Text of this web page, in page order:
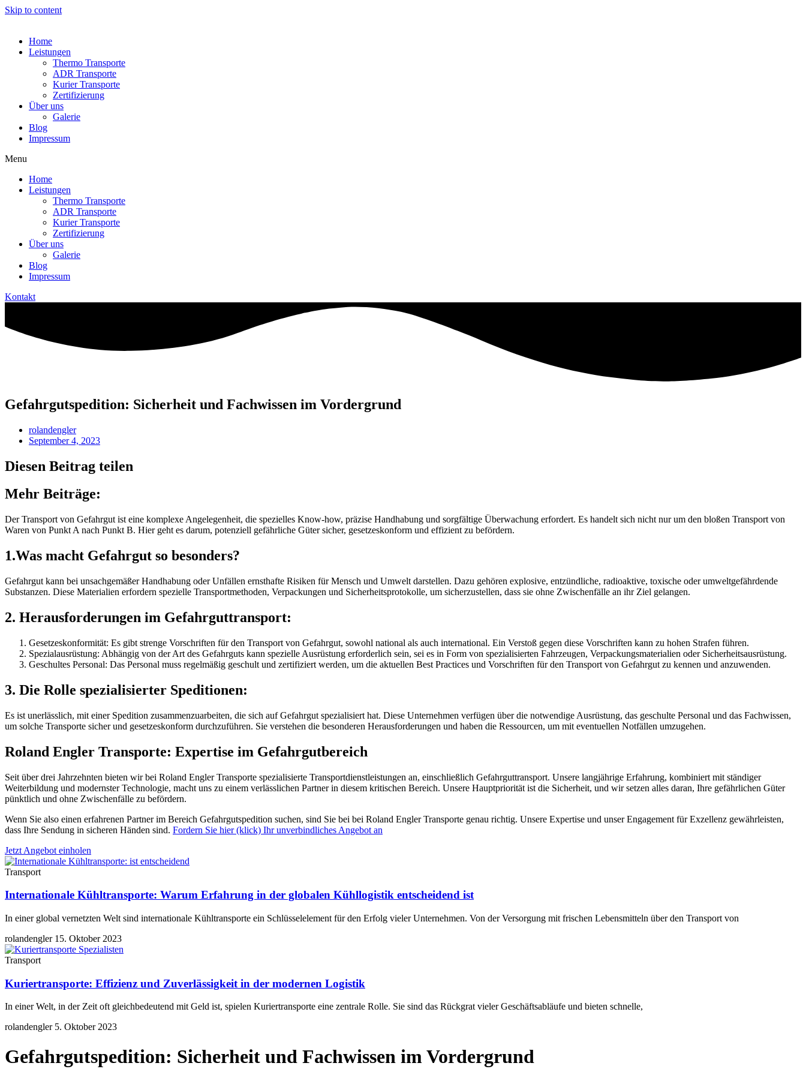
Skip to content
Home
Leistungen
Thermo Transporte
ADR Transporte
Kurier Transporte
Zertifizierung
Über uns
Galerie
Blog
Impressum
Menu
Home
Leistungen
Thermo Transporte
ADR Transporte
Kurier Transporte
Zertifizierung
Über uns
Galerie
Blog
Impressum
Kontakt
Gefahrgutspedition: Sicherheit und Fachwissen im Vordergrund
rolandengler
September 4, 2023
Diesen Beitrag teilen
Mehr Beiträge:
Der Transport von Gefahrgut ist eine komplexe Angelegenheit, die spezielles Know-how, präzise Handhabung und sorgfältige Überwachung erfordert. Es handelt sich nicht nur um den bloßen Transport von
Waren von Punkt A nach Punkt B. Hier geht es darum, potenziell gefährliche Güter sicher, gesetzeskonform und effizient zu befördern.
1.Was macht Gefahrgut so besonders?
Gefahrgut kann bei unsachgemäßer Handhabung oder Unfällen ernsthafte Risiken für Mensch und Umwelt darstellen. Dazu gehören explosive, entzündliche, radioaktive, toxische oder umweltgefährdende
Substanzen. Diese Materialien erfordern spezielle Transportmethoden, Verpackungen und Sicherheitsprotokolle, um sicherzustellen, dass sie ohne Zwischenfälle an ihr Ziel gelangen.
2. Herausforderungen im Gefahrguttransport:
Gesetzeskonformität: Es gibt strenge Vorschriften für den Transport von Gefahrgut, sowohl national als auch international. Ein Verstoß gegen diese Vorschriften kann zu hohen Strafen führen.
Spezialausrüstung: Abhängig von der Art des Gefahrguts kann spezielle Ausrüstung erforderlich sein, sei es in Form von spezialisierten Fahrzeugen, Verpackungsmaterialien oder Sicherheitsausrüstung.
Geschultes Personal: Das Personal muss regelmäßig geschult und zertifiziert werden, um die aktuellen Best Practices und Vorschriften für den Transport von Gefahrgut zu kennen und anzuwenden.
3. Die Rolle spezialisierter Speditionen:
Es ist unerlässlich, mit einer Spedition zusammenzuarbeiten, die sich auf Gefahrgut spezialisiert hat. Diese Unternehmen verfügen über die notwendige Ausrüstung, das geschulte Personal und das Fachwissen,
um solche Transporte sicher und gesetzeskonform durchzuführen. Sie verstehen die besonderen Herausforderungen und haben die Ressourcen, um mit eventuellen Notfällen umzugehen.
Roland Engler Transporte: Expertise im Gefahrgutbereich
Seit über drei Jahrzehnten bieten wir bei Roland Engler Transporte spezialisierte Transportdienstleistungen an, einschließlich Gefahrguttransport. Unsere langjährige Erfahrung, kombiniert mit ständiger
Weiterbildung und modernster Technologie, macht uns zu einem verlässlichen Partner in diesem kritischen Bereich. Unsere Hauptpriorität ist die Sicherheit, und wir setzen alles daran, Ihre gefährlichen Güter
pünktlich und ohne Zwischenfälle zu befördern.
Wenn Sie also einen erfahrenen Partner im Bereich Gefahrgutspedition suchen, sind Sie bei bei Roland Engler Transporte genau richtig. Unsere Expertise und unser Engagement für Exzellenz gewährleisten,
dass Ihre Sendung in sicheren Händen sind. Fordern Sie hier (klick) Ihr unverbindliches Angebot an
Jetzt Angebot einholen
Transport
Internationale Kühltransporte: Warum Erfahrung in der globalen Kühllogistik entscheidend ist
In einer global vernetzten Welt sind internationale Kühltransporte ein Schlüsselelement für den Erfolg vieler Unternehmen. Von der Versorgung mit frischen Lebensmitteln über den Transport von
rolandengler 15. Oktober 2023
Transport
Kuriertransporte: Effizienz und Zuverlässigkeit in der modernen Logistik
In einer Welt, in der Zeit oft gleichbedeutend mit Geld ist, spielen Kuriertransporte eine zentrale Rolle. Sie sind das Rückgrat vieler Geschäftsabläufe und bieten schnelle,
rolandengler 5. Oktober 2023
Gefahrgutspedition: Sicherheit und Fachwissen im Vordergrund